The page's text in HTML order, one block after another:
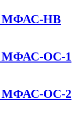
МФАС-НВ
МФАС-ОС-1
МФАС-ОС-2